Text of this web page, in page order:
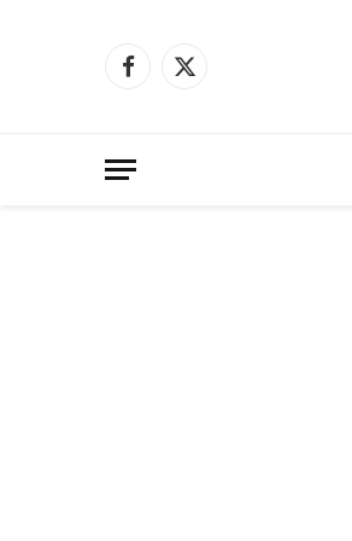
Facebook
X